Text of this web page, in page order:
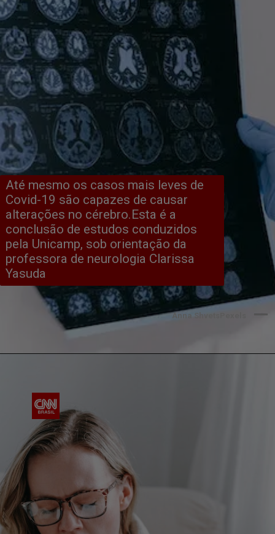
Até mesmo os casos mais leves de
Covid-19 são capazes de causar
alterações no cérebro.Esta é a
conclusão de estudos conduzidos
pela Unicamp, sob orientação da
professora de neurologia Clarissa
Yasuda
Anna ShvetsPexels